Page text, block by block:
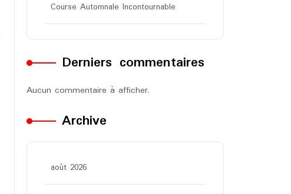
Course Automnale Incontournable
Derniers commentaires
Aucun commentaire à afficher.
Archive
août 2026